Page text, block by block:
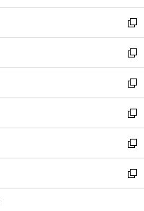
開
く
ウ
で
開
く
ン
ド
ウ
で
開
く
新
し
い
ウ
ィ
ン
ド
ウ
で
開
く
新
し
い
ウ
ィ
ン
ド
ウ
で
開
新
し
い
ウ
ィ
ン
ド
ウ
新
し
い
ウ
ィ
ン
新
し
い
ウ
新
し